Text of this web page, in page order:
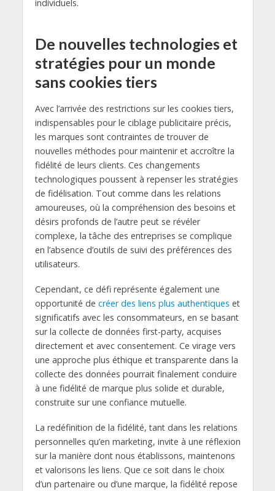
individuels.
De nouvelles technologies et
stratégies pour un monde
sans cookies tiers
Avec l’arrivée des restrictions sur les cookies tiers,
indispensables pour le ciblage publicitaire précis,
les marques sont contraintes de trouver de
nouvelles méthodes pour maintenir et accroître la
fidélité de leurs clients. Ces changements
technologiques poussent à repenser les stratégies
de fidélisation. Tout comme dans les relations
amoureuses, où la compréhension des besoins et
désirs profonds de l’autre peut se révéler
complexe, la tâche des entreprises se complique
en l’absence d’outils de suivi des préférences des
utilisateurs.
Cependant, ce défi représente également une
opportunité de créer des liens plus authentiques et
significatifs avec les consommateurs, en se basant
sur la collecte de données first-party, acquises
directement et avec consentement. Ce virage vers
une approche plus éthique et transparente dans la
collecte des données pourrait finalement conduire
à une fidélité de marque plus solide et durable,
construite sur une confiance mutuelle.
La redéfinition de la fidélité, tant dans les relations
personnelles qu’en marketing, invite à une réflexion
sur la manière dont nous établissons, maintenons
et valorisons les liens. Que ce soit dans le choix
d’un partenaire ou d’une marque, la fidélité repose